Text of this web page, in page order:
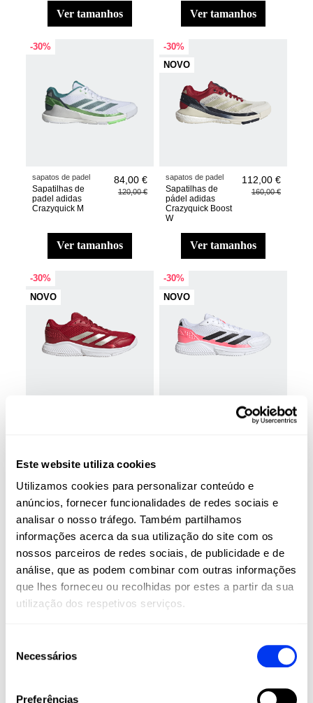
Este website utiliza cookies
Utilizamos cookies para personalizar conteúdo e
anúncios, fornecer funcionalidades de redes sociais e
analisar o nosso tráfego. Também partilhamos
informações acerca da sua utilização do site com os
nossos parceiros de redes sociais, de publicidade e de
análise, que as podem combinar com outras informações
que lhes forneceu ou recolhidas por estes a partir da sua
utilização dos respetivos serviços.
Necessários
Preferências
ver tamanhos ver tamanhos
-30%
sapatos de padel
Sapatilhas de
padel adidas
Crazyquick M
84,00 €
120,00 €
ver tamanhos
-30%
NOVO
sapatos de padel
Sapatilhas de
pádel adidas
Crazyquick Boost
W
112,00 €
160,00 €
ver tamanhos
-30%
NOVO
ver tamanhos
-30%
NOVO
56,00 €
80,00 €
-30%
NOVO
pádel adidas
Crazyquick LS M
-30%
NOVO
120,00 €